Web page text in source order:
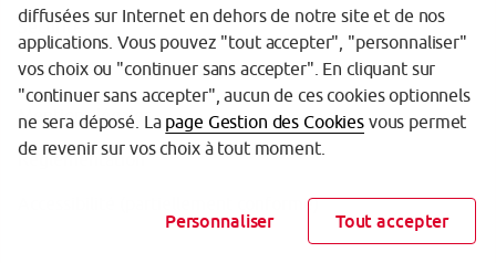
Sécurité
Tarifs
Mentions légales
Réglementation
Accessibilité (partiellement conforme)
diffusées sur Internet en dehors de notre site et de nos
applications. Vous pouvez "tout accepter", "personnaliser"
vos choix ou "continuer sans accepter". En cliquant sur
"continuer sans accepter", aucun de ces cookies optionnels
ne sera déposé. La page Gestion des Cookiesvous permet
de revenir sur vos choix à tout moment.
Personnaliser Tout accepter